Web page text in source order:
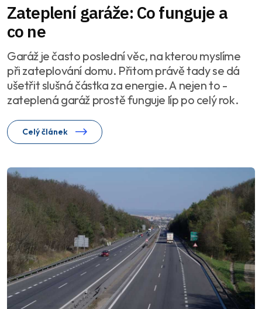
Zateplení garáže: Co funguje a
co ne
Garáž je často poslední věc, na kterou myslíme
při zateplování domu. Přitom právě tady se dá
ušetřit slušná částka za energie. A nejen to -
zateplená garáž prostě funguje líp po celý rok.
Celý článek